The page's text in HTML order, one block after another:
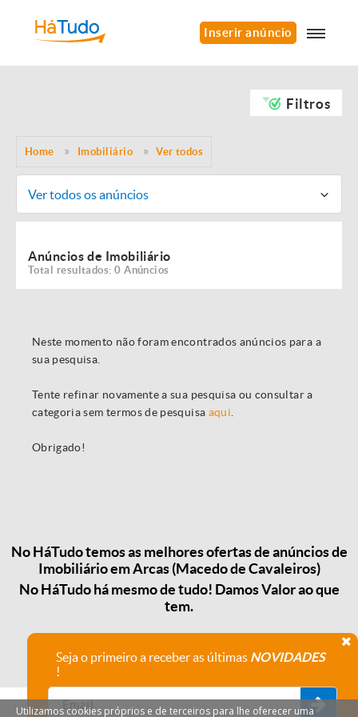
Inserir anúncio
Filtros
Home Imobiliário Ver todos
Ver todos os anúncios
Anúncios de Imobiliário
Total resultados: 0 Anúncios
Neste momento não foram encontrados anúncios para a
sua pesquisa.
Tente refinar novamente a sua pesquisa ou consultar a
categoria sem termos de pesquisa aqui
Obrigado!
No HáTudo temos as melhores ofertas de anúncios de
Imobiliário em Arcas (Macedo de Cavaleiros)
No HáTudo há mesmo de tudo! Damos Valor ao que
tem.
Seja o primeiro a receber as últimas NOVIDADES
!
Utilizamos cookies próprios e de terceiros para lhe oferecer uma